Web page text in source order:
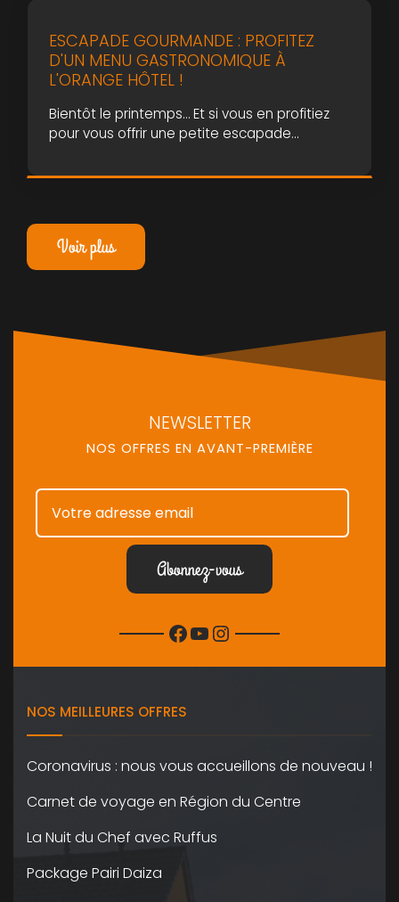
ESCAPADE GOURMANDE : PROFITEZ
D'UN MENU GASTRONOMIQUE À
L'ORANGE HÔTEL !
Bientôt le printemps… Et si vous en profitiez
pour vous offrir une petite escapade
sein de son île orangée ce 20 mars 2021. Au
cuisinier. Tablier ? Check ! Couteaux de
cuisine ? Aiguisés […]
Voir plus
NEWSLETTER
NOS OFFRES EN AVANT-PREMIÈRE
Facebook
YouTube
Instagram
NOS MEILLEURES OFFRES
Coronavirus : nous vous accueillons de nouveau !
Carnet de voyage en Région du Centre
La Nuit du Chef avec Ruffus
Package Pairi Daiza